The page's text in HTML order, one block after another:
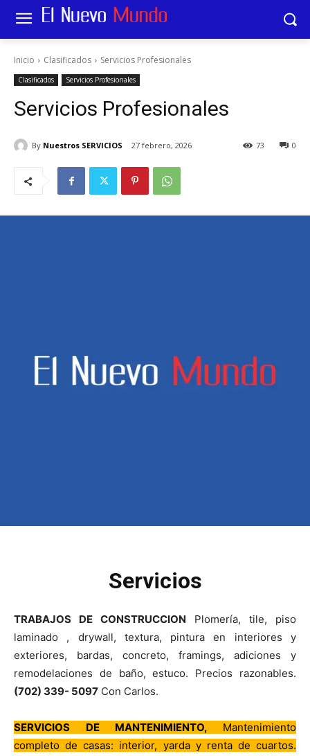
Inicio Clasificados Servicios Profesionales
Clasificados Servicios Profesionales
Servicios Profesionales
By Nuestros SERVICIOS 27 febrero, 2026 0
73
Servicios
TRABAJOS DE CONSTRUCCION Plomería, tile, piso
laminado , drywall, textura, pintura en interiores y
exteriores, bardas, concreto, framings, adiciones y
remodelaciones de baño, estuco. Precios razonables.
(702) 339- 5097 Con Carlos.
SERVICIOS DE MANTENIMIENTO, Mantenimiento
completo de casas: interior, yarda y renta de cuartos.